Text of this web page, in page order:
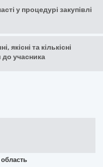
у процедурі закупівлі
якісні та кількісні
до учасника
область